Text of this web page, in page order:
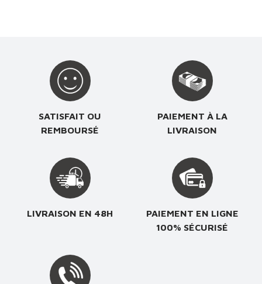
SATISFAIT OU
REMBOURSÉ
PAIEMENT À LA
LIVRAISON
LIVRAISON EN 48H
PAIEMENT EN LIGNE
100% SÉCURISÉ